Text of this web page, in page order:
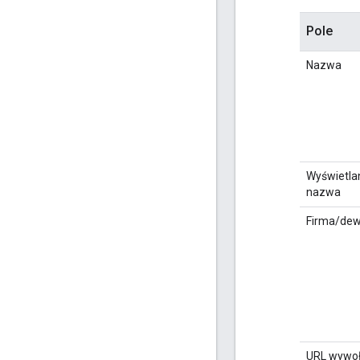
Pole
Nazwa
nazwa
Firma/
URL